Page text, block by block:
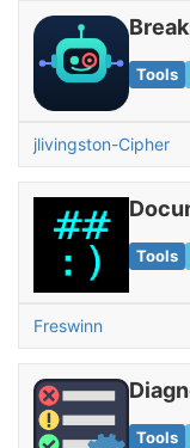
Tools
jlivingston-Cipher
Tools
Freswinn
Tools